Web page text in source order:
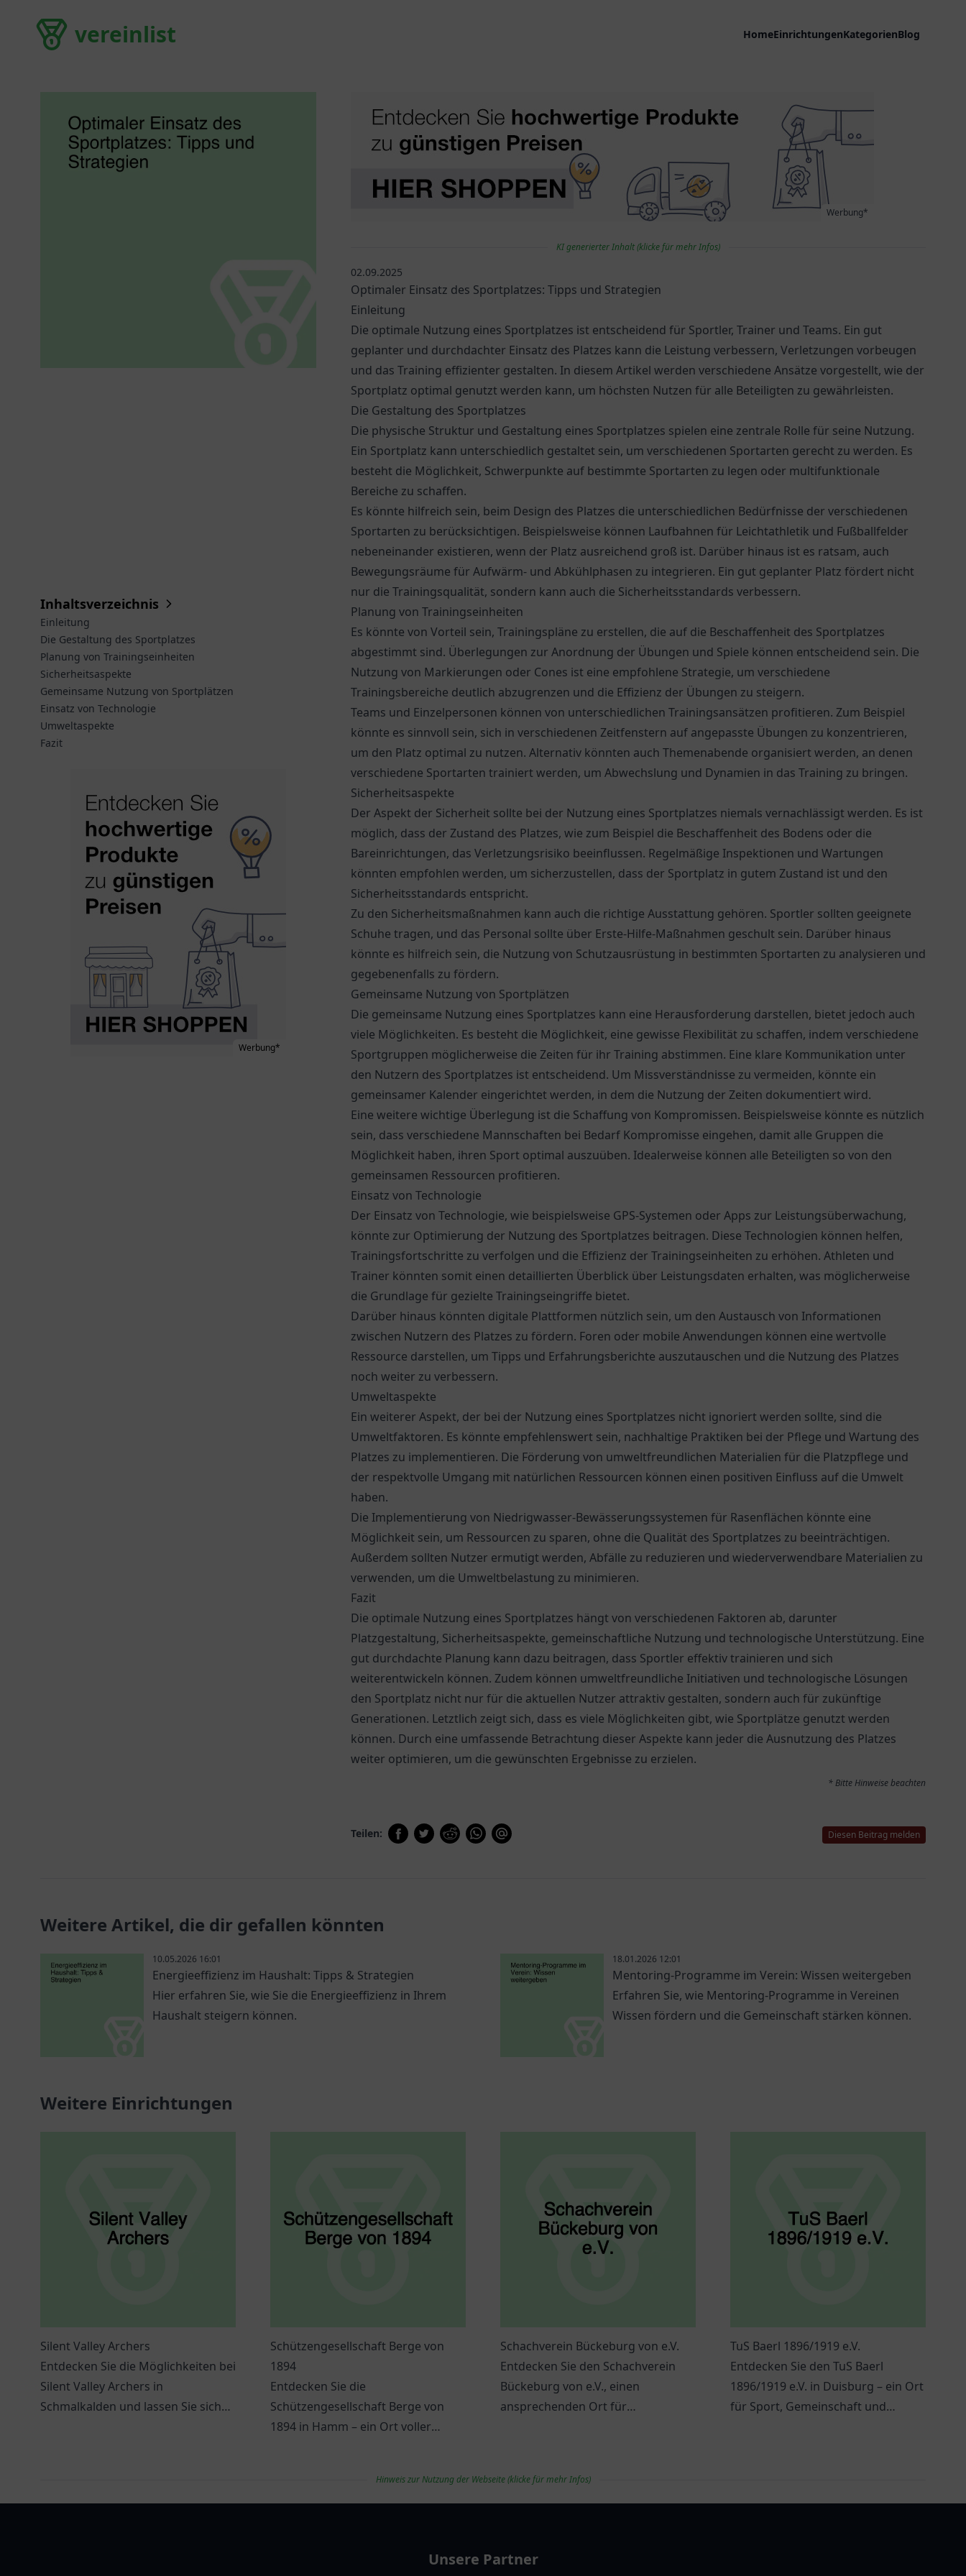
vereinlistvereinlist HomeEinrichtungenKategorienBlog
Inhaltsverzeichnis
Einleitung
Die Gestaltung des Sportplatzes
Planung von Trainingseinheiten
Sicherheitsaspekte
Gemeinsame Nutzung von Sportplätzen
Einsatz von Technologie
Umweltaspekte
Fazit
Werbung*
Werbung*
KI generierter Inhalt (klicke für mehr Infos)
02.09.2025
Optimaler Einsatz des Sportplatzes: Tipps und Strategien
Einleitung
Die optimale Nutzung eines Sportplatzes ist entscheidend für Sportler, Trainer und Teams. Ein gut
geplanter und durchdachter Einsatz des Platzes kann die Leistung verbessern, Verletzungen vorbeugen
und das Training effizienter gestalten. In diesem Artikel werden verschiedene Ansätze vorgestellt, wie der
Sportplatz optimal genutzt werden kann, um höchsten Nutzen für alle Beteiligten zu gewährleisten.
Die Gestaltung des Sportplatzes
Die physische Struktur und Gestaltung eines Sportplatzes spielen eine zentrale Rolle für seine Nutzung.
Ein Sportplatz kann unterschiedlich gestaltet sein, um verschiedenen Sportarten gerecht zu werden. Es
besteht die Möglichkeit, Schwerpunkte auf bestimmte Sportarten zu legen oder multifunktionale
Bereiche zu schaffen.
Es könnte hilfreich sein, beim Design des Platzes die unterschiedlichen Bedürfnisse der verschiedenen
Sportarten zu berücksichtigen. Beispielsweise können Laufbahnen für Leichtathletik und Fußballfelder
nebeneinander existieren, wenn der Platz ausreichend groß ist. Darüber hinaus ist es ratsam, auch
Bewegungsräume für Aufwärm- und Abkühlphasen zu integrieren. Ein gut geplanter Platz fördert nicht
nur die Trainingsqualität, sondern kann auch die Sicherheitsstandards verbessern.
Planung von Trainingseinheiten
Es könnte von Vorteil sein, Trainingspläne zu erstellen, die auf die Beschaffenheit des Sportplatzes
abgestimmt sind. Überlegungen zur Anordnung der Übungen und Spiele können entscheidend sein. Die
Nutzung von Markierungen oder Cones ist eine empfohlene Strategie, um verschiedene
Trainingsbereiche deutlich abzugrenzen und die Effizienz der Übungen zu steigern.
Teams und Einzelpersonen können von unterschiedlichen Trainingsansätzen profitieren. Zum Beispiel
könnte es sinnvoll sein, sich in verschiedenen Zeitfenstern auf angepasste Übungen zu konzentrieren,
um den Platz optimal zu nutzen. Alternativ könnten auch Themenabende organisiert werden, an denen
verschiedene Sportarten trainiert werden, um Abwechslung und Dy­n­a­mien in das Training zu bringen.
Sicherheitsaspekte
Der Aspekt der Sicherheit sollte bei der Nutzung eines Sportplatzes niemals vernachlässigt werden. Es ist
möglich, dass der Zustand des Platzes, wie zum Beispiel die Beschaffenheit des Bodens oder die
Bareinrichtungen, das Verletzungsrisiko beeinflussen. Regelmäßige Inspektionen und Wartungen
könnten empfohlen werden, um sicherzustellen, dass der Sportplatz in gutem Zustand ist und den
Sicherheitsstandards entspricht.
Zu den Sicherheitsmaßnahmen kann auch die richtige Ausstattung gehören. Sportler sollten geeignete
Schuhe tragen, und das Personal sollte über Erste-Hilfe-Maßnahmen geschult sein. Darüber hinaus
könnte es hilfreich sein, die Nutzung von Schutzausrüstung in bestimmten Sportarten zu analysieren und
gegebenenfalls zu fördern.
Gemeinsame Nutzung von Sportplätzen
Die gemeinsame Nutzung eines Sportplatzes kann eine Herausforderung darstellen, bietet jedoch auch
viele Möglichkeiten. Es besteht die Möglichkeit, eine gewisse Flexibilität zu schaffen, indem verschiedene
Sportgruppen möglicherweise die Zeiten für ihr Training abstimmen. Eine klare Kommunikation unter
den Nutzern des Sportplatzes ist entscheidend. Um Missverständnisse zu vermeiden, könnte ein
gemeinsamer Kalender eingerichtet werden, in dem die Nutzung der Zeiten dokumentiert wird.
Eine weitere wichtige Überlegung ist die Schaffung von Kompromissen. Beispielsweise könnte es nützlich
sein, dass verschiedene Mannschaften bei Bedarf Kompromisse eingehen, damit alle Gruppen die
Möglichkeit haben, ihren Sport optimal auszuüben. Idealerweise können alle Beteiligten so von den
gemeinsamen Ressourcen profitieren.
Einsatz von Technologie
Der Einsatz von Technologie, wie beispielsweise GPS-Systemen oder Apps zur Leistungsüberwachung,
könnte zur Optimierung der Nutzung des Sportplatzes beitragen. Diese Technologien können helfen,
Trainingsfortschritte zu verfolgen und die Effizienz der Trainingseinheiten zu erhöhen. Athleten und
Trainer könnten somit einen detaillierten Überblick über Leistungsdaten erhalten, was möglicherweise
die Grundlage für gezielte Trainingseingriffe bietet.
Darüber hinaus könnten digitale Plattformen nützlich sein, um den Austausch von Informationen
zwischen Nutzern des Platzes zu fördern. Foren oder mobile Anwendungen können eine wertvolle
Ressource darstellen, um Tipps und Erfahrungsberichte auszutauschen und die Nutzung des Platzes
noch weiter zu verbessern.
Umweltaspekte
Ein weiterer Aspekt, der bei der Nutzung eines Sportplatzes nicht ignoriert werden sollte, sind die
Umweltfaktoren. Es könnte empfehlenswert sein, nachhaltige Praktiken bei der Pflege und Wartung des
Platzes zu implementieren. Die Förderung von umweltfreundlichen Materialien für die Platzpflege und
der respektvolle Umgang mit natürlichen Ressourcen können einen positiven Einfluss auf die Umwelt
haben.
Die Implementierung von Niedrigwasser-Bewässerungssystemen für Rasenflächen könnte eine
Möglichkeit sein, um Ressourcen zu sparen, ohne die Qualität des Sportplatzes zu beeinträchtigen.
Außerdem sollten Nutzer ermutigt werden, Abfälle zu reduzieren und wiederverwendbare Materialien zu
verwenden, um die Umweltbelastung zu minimieren.
Fazit
Die optimale Nutzung eines Sportplatzes hängt von verschiedenen Faktoren ab, darunter
Platzgestaltung, Sicherheitsaspekte, gemeinschaftliche Nutzung und technologische Unterstützung. Eine
gut durchdachte Planung kann dazu beitragen, dass Sportler effektiv trainieren und sich
weiterentwickeln können. Zudem können umweltfreundliche Initiativen und technologische Lösungen
den Sportplatz nicht nur für die aktuellen Nutzer attraktiv gestalten, sondern auch für zukünftige
Generationen. Letztlich zeigt sich, dass es viele Möglichkeiten gibt, wie Sportplätze genutzt werden
können. Durch eine umfassende Betrachtung dieser Aspekte kann jeder die Ausnutzung des Platzes
weiter optimieren, um die gewünschten Ergebnisse zu erzielen.
* Bitte Hinweise beachten
Teilen: Diesen Beitrag melden
Weitere Artikel, die dir gefallen könnten
10.05.2026 16:01
Energieeffizienz im Haushalt: Tipps & Strategien
Hier erfahren Sie, wie Sie die Energieeffizienz in Ihrem
Haushalt steigern können.
18.01.2026 12:01
Mentoring-Programme im Verein: Wissen weitergeben
Erfahren Sie, wie Mentoring-Programme in Vereinen
Wissen fördern und die Gemeinschaft stärken können.
Weitere Einrichtungen
Silent Valley Archers
Entdecken Sie die Möglichkeiten bei
Silent Valley Archers in
Schmalkalden und lassen Sie sich
Schützengesellschaft Berge von
1894
Entdecken Sie die
Schützengesellschaft Berge von
1894 in Hamm – ein Ort voller
Schachverein Bückeburg von e.V.
Entdecken Sie den Schachverein
Bückeburg von e.V., einen
ansprechenden Ort für
TuS Baerl 1896/1919 e.V.
Entdecken Sie den TuS Baerl
1896/1919 e.V. in Duisburg – ein Ort
für Sport, Gemeinschaft und
Hinweis zur Nutzung der Webseite (klicke für mehr Infos)
Unsere Partner